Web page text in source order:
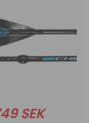
SEK